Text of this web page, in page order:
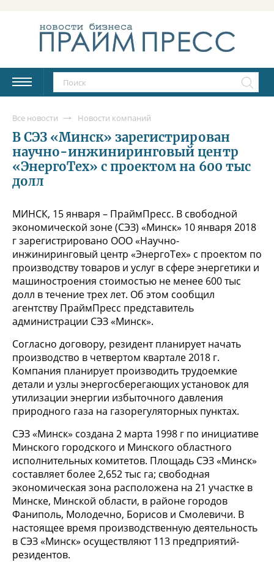
Все новости Новости компаний
В СЭЗ «Минск» зарегистрирован
научно-инжиниринговый центр
«ЭнергоТех» с проектом на 600 тыс
долл
МИНСК, 15 января – ПраймПресс. В свободной
экономической зоне (СЭЗ) «Минск» 10 января 2018
г зарегистрировано ООО «Научно-
инжиниринговый центр «ЭнергоТех» с проектом по
производству товаров и услуг в сфере энергетики и
машиностроения стоимостью не менее 600 тыс
долл в течение трех лет. Об этом сообщил
агентству ПраймПресс представитель
администрации СЭЗ «Минск».
Согласно договору, резидент планирует начать
производство в четвертом квартале 2018 г.
Компания планирует производить трудоемкие
детали и узлы энергосберегающих установок для
утилизации энергии избыточного давления
природного газа на газорегуляторных пунктах.
СЭЗ «Минск» создана 2 марта 1998 г по инициативе
Минского городского и Минского областного
исполнительных комитетов. Площадь СЭЗ «Минск»
составляет более 2,652 тыс га; свободная
экономическая зона расположена на 21 участке в
Минске, Минской области, в районе городов
Фаниполь, Молодечно, Борисов и Смолевичи. В
настоящее время производственную деятельность
в СЭЗ «Минск» осуществляют 113 предприятий-
резидентов.